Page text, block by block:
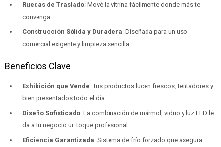
Ruedas de Traslado: Mové la vitrina fácilmente donde más te
convenga.
Construcción Sólida y Duradera: Diseñada para un uso
comercial exigente y limpieza sencilla.
Beneficios Clave
Exhibición que Vende: Tus productos lucen frescos, tentadores y
bien presentados todo el día.
Diseño Sofisticado: La combinación de mármol, vidrio y luz LED le
da a tu negocio un toque profesional.
Eficiencia Garantizada: Sistema de frío forzado que asegura